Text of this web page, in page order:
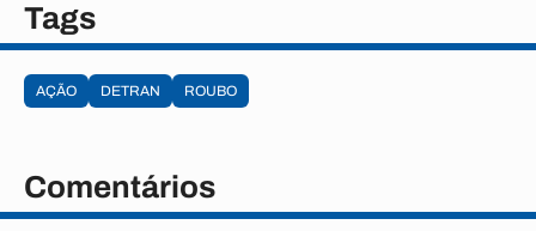
Tags
AÇÃO DETRAN ROUBO
Comentários